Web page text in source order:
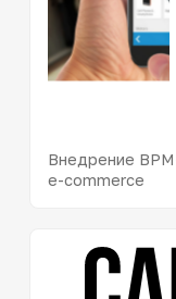
Внедрение
e-commerce